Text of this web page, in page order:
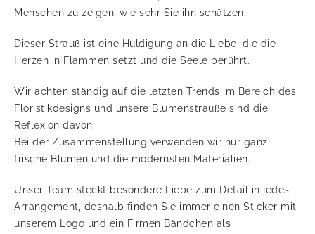
Menschen zu zeigen, wie sehr Sie ihn schätzen.
Dieser Strauß ist eine Huldigung an die Liebe, die die
Herzen in Flammen setzt und die Seele berührt.
Wir achten ständig auf die letzten Trends im Bereich des
Floristikdesigns und unsere Blumensträuße sind die
Reflexion davon.
Bei der Zusammenstellung verwenden wir nur ganz
frische Blumen und die modernsten Materialien.
Unser Team steckt besondere Liebe zum Detail in jedes
Arrangement, deshalb finden Sie immer einen Sticker mit
unserem Logo und ein Firmen Bändchen als